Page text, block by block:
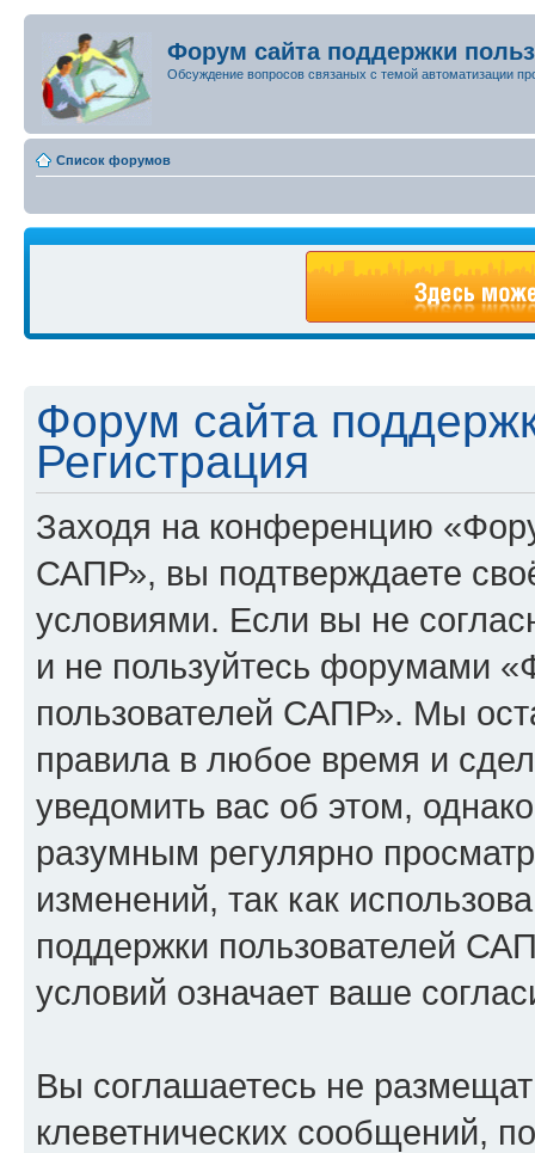
Форум сайта поддержки
Обсуждение вопросов связаных с темой автоматизации
Список форумов
Форум сайта
Регистрация
Заходя на конференцию
САПР», вы подтверждаете
условиями. Если вы не
и не пользуйтесь форумами
пользователей САПР». Мы
правила в любое время и
уведомить вас об этом,
разумным регулярно
изменений, так как
поддержки пользователей
условий означает ваше
Вы соглашаетесь не
клеветнических сообщений,